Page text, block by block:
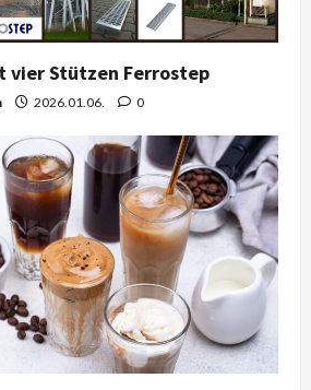
vier Stützen Ferrostep
2026.01.06. 0